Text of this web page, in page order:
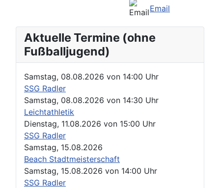
Email
Aktuelle Termine (ohne
Fußballjugend)
Samstag, 08.08.2026 von 14:00 Uhr
SSG Radler
Samstag, 08.08.2026 von 14:30 Uhr
Leichtathletik
Dienstag, 11.08.2026 von 15:00 Uhr
SSG Radler
Samstag, 15.08.2026
Beach Stadtmeisterschaft
Samstag, 15.08.2026 von 14:00 Uhr
SSG Radler